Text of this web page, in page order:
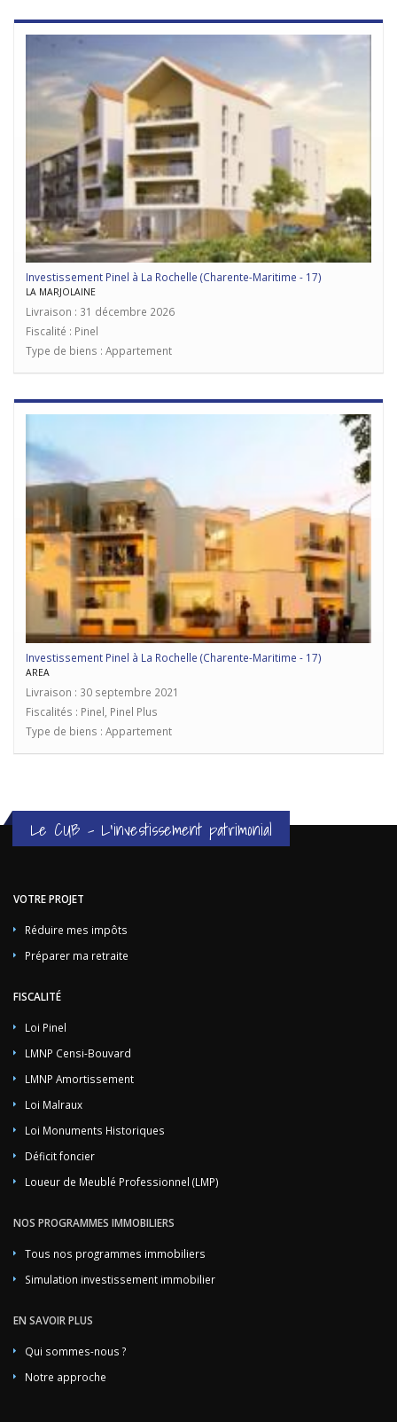
Investissement Pinel à La Rochelle (Charente-Maritime - 17)
LA MARJOLAINE
Livraison : 31 décembre 2026
Fiscalité : Pinel
Type de biens : Appartement
Investissement Pinel à La Rochelle (Charente-Maritime - 17)
AREA
Livraison : 30 septembre 2021
Fiscalités : Pinel, Pinel Plus
Type de biens : Appartement
Le CUB - L'investissement patrimonial
VOTRE PROJET
Réduire mes impôts
Préparer ma retraite
FISCALITÉ
Loi Pinel
LMNP Censi-Bouvard
LMNP Amortissement
Loi Malraux
Loi Monuments Historiques
Déficit foncier
Loueur de Meublé Professionnel (LMP)
NOS PROGRAMMES IMMOBILIERS
Tous nos programmes immobiliers
Simulation investissement immobilier
EN SAVOIR PLUS
Qui sommes-nous ?
Notre approche